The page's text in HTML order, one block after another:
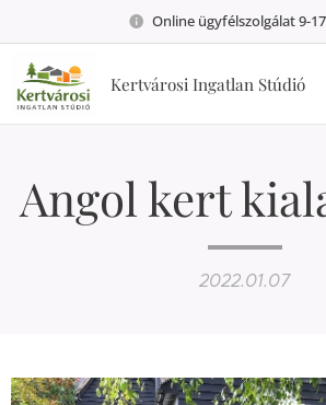
Online ügyfélszolgálat 9-
Kertvárosi Ingatlan Stúdió
Angol kert
2022.01.07